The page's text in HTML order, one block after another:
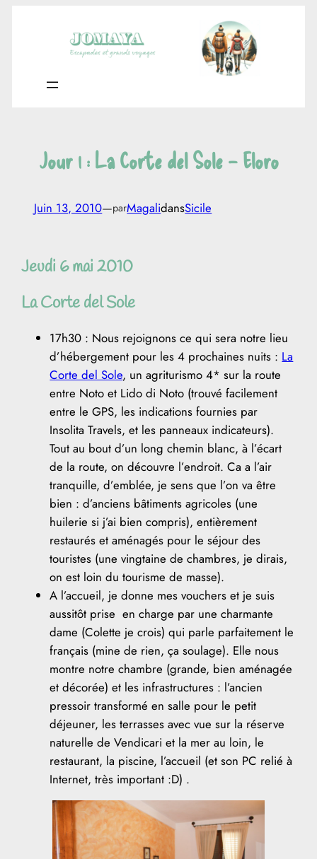
Jour 1 : La Corte del Sole – Eloro
Juin 13, 2010—parMagalidansSicile
Jeudi 6 mai 2010
La Corte del Sole
17h30 : Nous rejoignons ce qui sera notre lieu
d’hébergement pour les 4 prochaines nuits : La
Corte del Sole, un agriturismo 4* sur la route
entre Noto et Lido di Noto (trouvé facilement
entre le GPS, les indications fournies par
Insolita Travels, et les panneaux indicateurs).
Tout au bout d’un long chemin blanc, à l’écart
de la route, on découvre l’endroit. Ca a l’air
tranquille, d’emblée, je sens que l’on va être
bien : d’anciens bâtiments agricoles (une
huilerie si j’ai bien compris), entièrement
restaurés et aménagés pour le séjour des
touristes (une vingtaine de chambres, je dirais,
on est loin du tourisme de masse).
A l’accueil, je donne mes vouchers et je suis
aussitôt prise en charge par une charmante
dame (Colette je crois) qui parle parfaitement le
français (mine de rien, ça soulage). Elle nous
montre notre chambre (grande, bien aménagée
et décorée) et les infrastructures : l’ancien
pressoir transformé en salle pour le petit
déjeuner, les terrasses avec vue sur la réserve
naturelle de Vendicari et la mer au loin, le
restaurant, la piscine, l’accueil (et son PC relié à
Internet, très important :D) .